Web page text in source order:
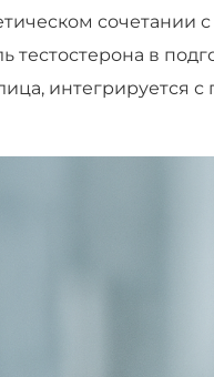
сочетании
тестостерона в